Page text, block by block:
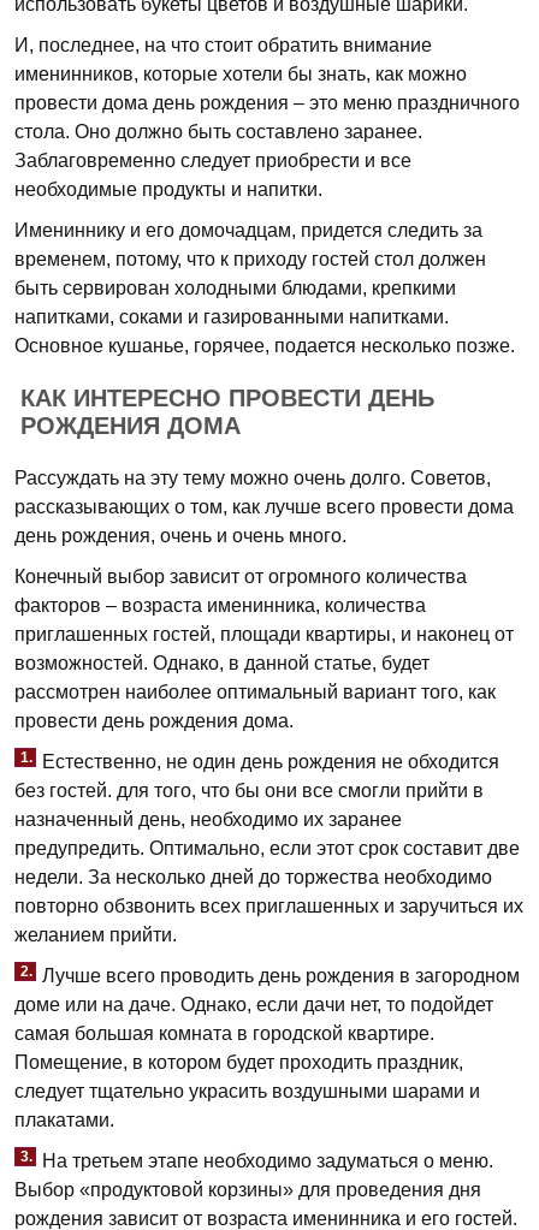
использовать букеты цветов и воздушные шарики.
И, последнее, на что стоит обратить внимание
именинников, которые хотели бы знать, как можно
провести дома день рождения – это меню праздничного
стола. Оно должно быть составлено заранее.
Заблаговременно следует приобрести и все
необходимые продукты и напитки.
Имениннику и его домочадцам, придется следить за
временем, потому, что к приходу гостей стол должен
быть сервирован холодными блюдами, крепкими
напитками, соками и газированными напитками.
Основное кушанье, горячее, подается несколько позже.
КАК ИНТЕРЕСНО ПРОВЕСТИ ДЕНЬ
РОЖДЕНИЯ ДОМА
Рассуждать на эту тему можно очень долго. Советов,
рассказывающих о том, как лучше всего провести дома
день рождения, очень и очень много.
Конечный выбор зависит от огромного количества
факторов – возраста именинника, количества
приглашенных гостей, площади квартиры, и наконец от
возможностей. Однако, в данной статье, будет
рассмотрен наиболее оптимальный вариант того, как
провести день рождения дома.
1.
Естественно, не один день рождения не обходится
без гостей. для того, что бы они все смогли прийти в
назначенный день, необходимо их заранее
предупредить. Оптимально, если этот срок составит две
недели. За несколько дней до торжества необходимо
повторно обзвонить всех приглашенных и заручиться их
желанием прийти.
2. Лучше всего проводить день рождения в загородном
доме или на даче. Однако, если дачи нет, то подойдет
самая большая комната в городской квартире.
Помещение, в котором будет проходить праздник,
следует тщательно украсить воздушными шарами и
плакатами.
3.
На третьем этапе необходимо задуматься о меню.
Выбор «продуктовой корзины» для проведения дня
рождения зависит от возраста именинника и его гостей.